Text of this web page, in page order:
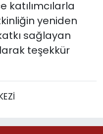
katılımcılarla
yeniden
sağlayan
teşekkür